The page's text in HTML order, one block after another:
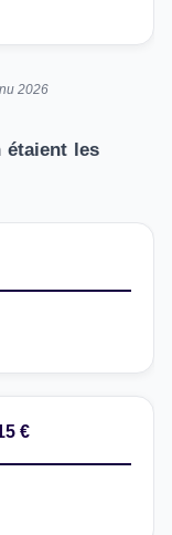
2026
étaient les
€